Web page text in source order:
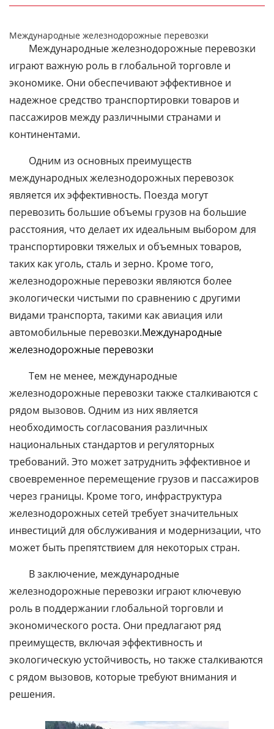
Международные железнодорожные перевозки
Международные железнодорожные перевозки
играют важную роль в глобальной торговле и
экономике. Они обеспечивают эффективное и
надежное средство транспортировки товаров и
пассажиров между различными странами и
континентами.
Одним из основных преимуществ
международных железнодорожных перевозок
является их эффективность. Поезда могут
перевозить большие объемы грузов на большие
расстояния, что делает их идеальным выбором для
транспортировки тяжелых и объемных товаров,
таких как уголь, сталь и зерно. Кроме того,
железнодорожные перевозки являются более
экологически чистыми по сравнению с другими
видами транспорта, такими как авиация или
автомобильные перевозки.Международные
железнодорожные перевозки
Тем не менее, международные
железнодорожные перевозки также сталкиваются с
рядом вызовов. Одним из них является
необходимость согласования различных
национальных стандартов и регуляторных
требований. Это может затруднить эффективное и
своевременное перемещение грузов и пассажиров
через границы. Кроме того, инфраструктура
железнодорожных сетей требует значительных
инвестиций для обслуживания и модернизации, что
может быть препятствием для некоторых стран.
В заключение, международные
железнодорожные перевозки играют ключевую
роль в поддержании глобальной торговли и
экономического роста. Они предлагают ряд
преимуществ, включая эффективность и
экологическую устойчивость, но также сталкиваются
с рядом вызовов, которые требуют внимания и
решения.